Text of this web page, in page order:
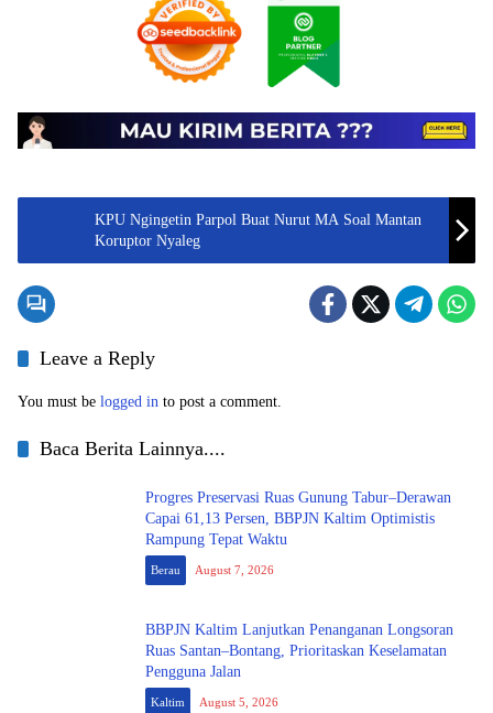
KPU Ngingetin Parpol Buat Nurut MA Soal Mantan
Koruptor Nyaleg
Leave a Reply
You must be logged in to post a comment.
Baca Berita Lainnya....
Progres Preservasi Ruas Gunung Tabur–Derawan
Capai 61,13 Persen, BBPJN Kaltim Optimistis
Rampung Tepat Waktu
Berau August 7, 2026
BBPJN Kaltim Lanjutkan Penanganan Longsoran
Ruas Santan–Bontang, Prioritaskan Keselamatan
Pengguna Jalan
Kaltim August 5, 2026